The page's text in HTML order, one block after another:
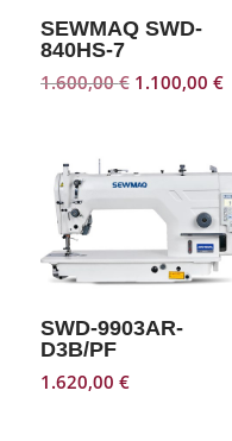
SEWMAQ SWD-
840HS-7
1.600,00€ El
1.600,00 €.
1.100,00 €El
SWD-9903AR-
D3B/PF
1.620,00 €